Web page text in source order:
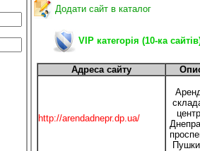
Додати сайт в каталог
VIP категорія (10-ка
Адреса сайту
http://arendadnepr.dp.ua/